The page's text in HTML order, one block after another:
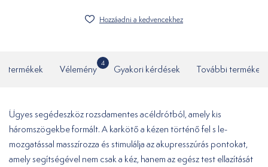
Hozzáadni a kedvencekhez
termékek Vélemény
4
Gyakori kérdések További termékek
Ügyes segédeszköz rozsdamentes acéldrótból, amely kis
háromszögekbe formált. A karkötő a kézen történő fel s le-
mozgatással masszírozza és stimulálja az akupresszúrás pontokat,
amely segítségével nem csak a kéz, hanem az egész test ellazítását